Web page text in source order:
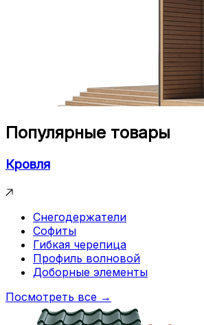
Популярные товары
Кровля
Снегодержатели
Софиты
Гибкая черепица
Профиль волновой
Доборные элементы
Посмотреть все →